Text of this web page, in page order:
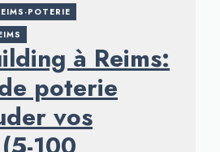
POTERIE
à Reims:
poterie
vos